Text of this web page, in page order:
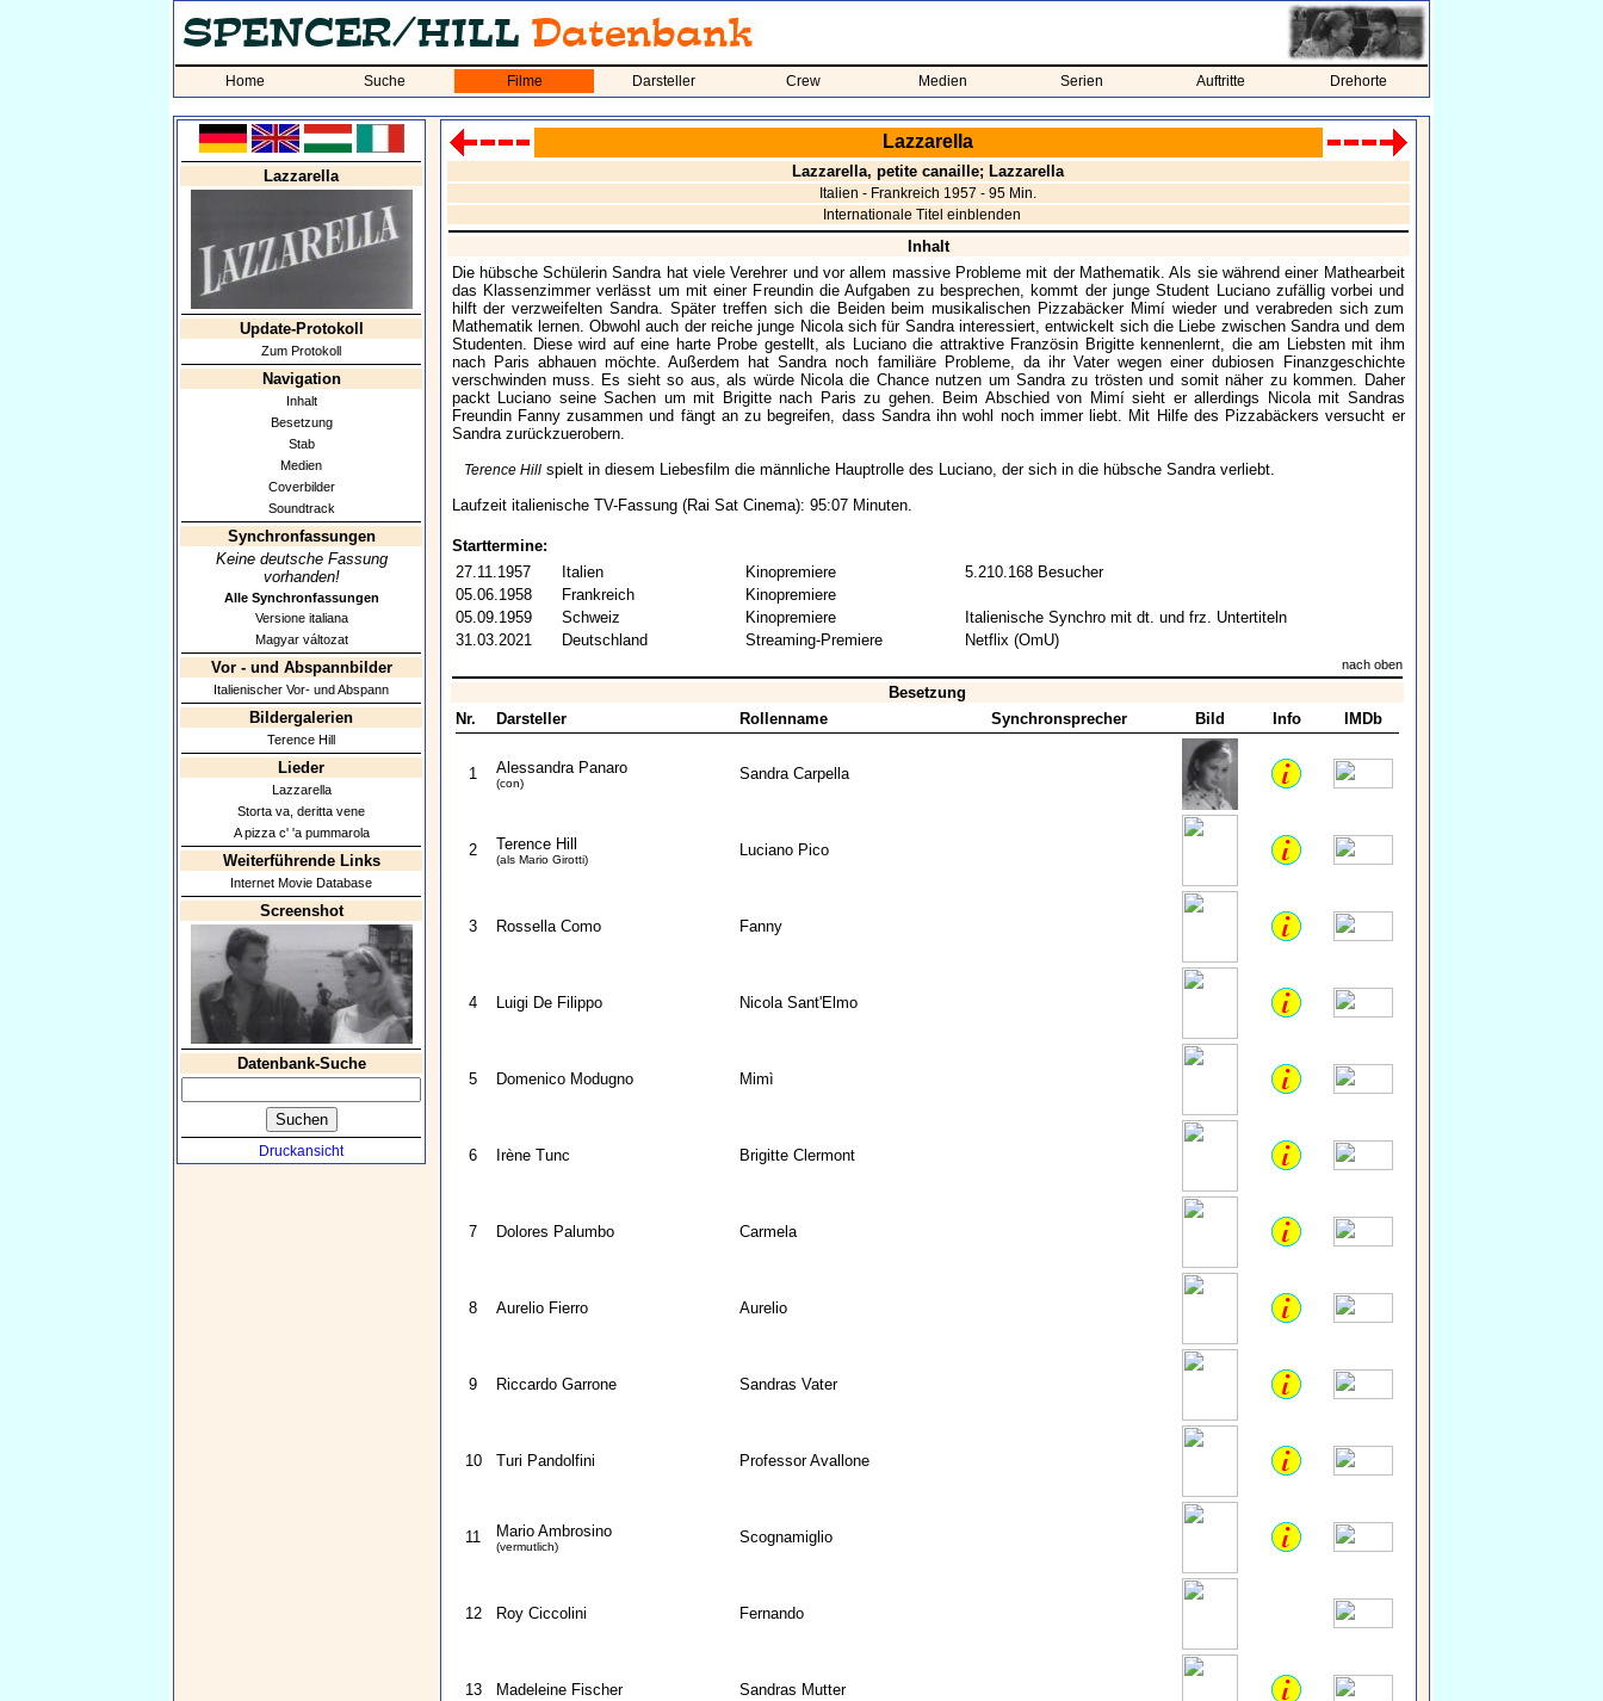
Home Suche Filme Darsteller Crew Medien Serien Auftritte Drehorte
Lazzarella
Update-Protokoll
Zum Protokoll
Navigation
Inhalt
Besetzung
Stab
Medien
Coverbilder
Soundtrack
Synchronfassungen
Keine deutsche Fassung
vorhanden!
Alle Synchronfassungen
Versione italiana
Magyar változat
Vor - und Abspannbilder
Italienischer Vor- und Abspann
Bildergalerien
Terence Hill
Lieder
Lazzarella
Storta va, deritta vene
A pizza c' 'a pummarola
Weiterführende Links
Internet Movie Database
Screenshot
Datenbank-Suche
Druckansicht
Lazzarella
Lazzarella, petite canaille; Lazzarella
Italien - Frankreich 1957 - 95 Min.
Internationale Titel einblenden
Inhalt
Die hübsche Schülerin Sandra hat viele Verehrer und vor allem massive Probleme mit der Mathematik. Als sie während einer Mathearbeit
das Klassenzimmer verlässt um mit einer Freundin die Aufgaben zu besprechen, kommt der junge Student Luciano zufällig vorbei und
hilft der verzweifelten Sandra. Später treffen sich die Beiden beim musikalischen Pizzabäcker Mimí wieder und verabreden sich zum
Mathematik lernen. Obwohl auch der reiche junge Nicola sich für Sandra interessiert, entwickelt sich die Liebe zwischen Sandra und dem
Studenten. Diese wird auf eine harte Probe gestellt, als Luciano die attraktive Französin Brigitte kennenlernt, die am Liebsten mit ihm
nach Paris abhauen möchte. Außerdem hat Sandra noch familiäre Probleme, da ihr Vater wegen einer dubiosen Finanzgeschichte
verschwinden muss. Es sieht so aus, als würde Nicola die Chance nutzen um Sandra zu trösten und somit näher zu kommen. Daher
packt Luciano seine Sachen um mit Brigitte nach Paris zu gehen. Beim Abschied von Mimí sieht er allerdings Nicola mit Sandras
Freundin Fanny zusammen und fängt an zu begreifen, dass Sandra ihn wohl noch immer liebt. Mit Hilfe des Pizzabäckers versucht er
Sandra zurückzuerobern.
Terence Hillspielt in diesem Liebesfilm die männliche Hauptrolle des Luciano, der sich in die hübsche Sandra verliebt.
Laufzeit italienische TV-Fassung (Rai Sat Cinema): 95:07 Minuten.
Starttermine:
27.11.1957
Italien Kinopremiere
5.210.168 Besucher
05.06.1958
Frankreich
Kinopremiere
05.09.1959
Schweiz Kinopremiere
Italienische Synchro mit dt. und frz. Untertiteln
31.03.2021
Deutschland Streaming-Premiere Netflix (OmU)
nach oben
Besetzung
Nr.
Darsteller Rollenname Synchronsprecher Bild Info IMDb
1 Alessandra Panaro
(con)
Sandra Carpella
2 Terence Hill
(als Mario Girotti)
Luciano Pico
3 Rossella Como Fanny
4 Luigi De Filippo Nicola Sant'Elmo
5 Domenico Modugno Mimì
6 Irène Tunc Brigitte Clermont
7 Dolores Palumbo Carmela
8 Aurelio Fierro Aurelio
9 Riccardo Garrone Sandras Vater
10 Turi Pandolfini Professor Avallone
11 Mario Ambrosino
(vermutlich)
Scognamiglio
12 Roy Ciccolini Fernando
13 Madeleine Fischer Sandras Mutter